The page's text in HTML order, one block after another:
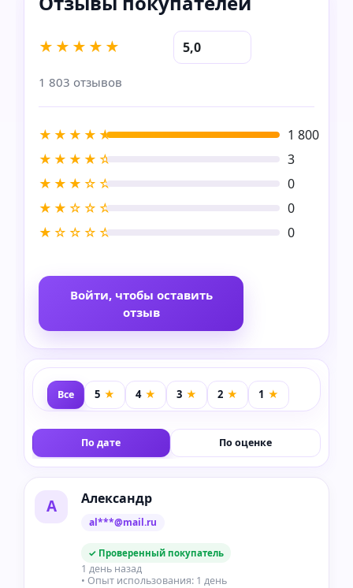
★★★★★ 5,0
1 803 отзывов
★★★★★
1 800
★★★★☆
3
★★★☆☆
0
★★☆☆☆
0
★☆☆☆☆
0
Войти, чтобы оставить
отзыв
Все
По дате По оценке
А Александр
al***@mail.ru
✓ Проверенный покупатель
1 день назад
• Опыт использования: 1 день